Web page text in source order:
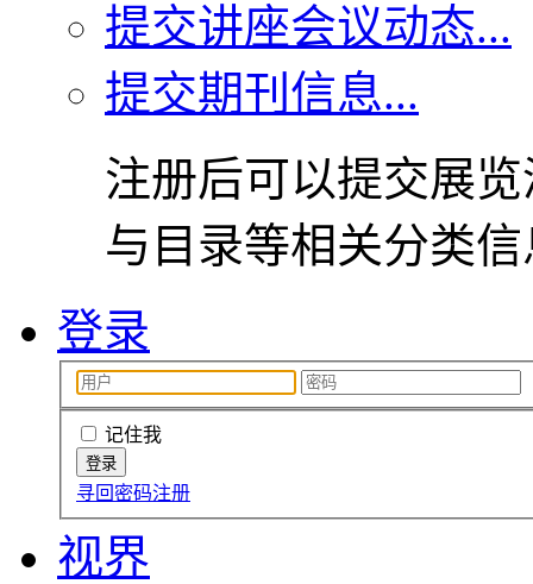
提交讲座会议动态...
提交期刊信息...
注册后可以提交展
与目录等相关分类
登录
记住我
寻回密码注册
视界